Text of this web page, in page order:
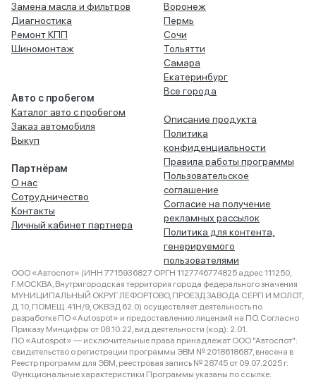
Замена масла и фильтров
Диагностика
Ремонт КПП
Шиномонтаж
Авто с пробегом
Каталог авто с пробегом
Заказ автомобиля
Выкуп
Партнёрам
О нас
Сотрудничество
Контакты
Личный кабинет партнера
Воронеж
Пермь
Сочи
Тольятти
Самара
Екатеринбург
Все города
Описание продукта
Политика
конфиденциальности
Правила работы программы
Пользовательское
соглашение
Согласие на получение
рекламных рассылок
Политика для контента,
генерируемого
пользователями
ООО «Автоспот» (ИНН 7715936827 ОРГН 1127746774825 адрес 111250,
Г.МОСКВА, Внутригородская территория города федерального значения
МУНИЦИПАЛЬНЫЙ ОКРУГ ЛЕФОРТОВО, ПРОЕЗД ЗАВОДА СЕРП И МОЛОТ,
Д. 10, ПОМЕЩ. 41Н/9, ОКВЭД 62.0) осуществляет деятельность по
разработке ПО «Autospot» и предоставлению лицензий на ПО. Согласно
Приказу Минцифры от 08.10.22, вид деятельности (код): 2.01.
ПО «Autospot» — исключительные права принадлежат ООО "Автоспот":
свидетельство о регистрации программы ЭВМ № 2018618687, внесена в
Реестр программ для ЭВМ, реестровая запись № 28745 от 09.07.2025 г.
Функциональные характеристики Программы указаны по ссылке: